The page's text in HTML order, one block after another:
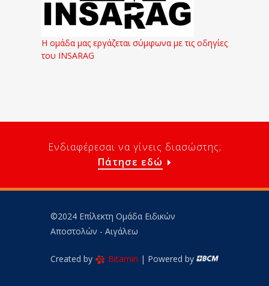
Η ομάδα μας εργάζεται σύμφωνα με τις οδηγίες
του INSARAG
Ενδιαφέρεσαι να γίνεις διασώστης;
Πάτησε εδώ
©2024 Επίλεκτη Ομάδα Ειδικών
Αποστολών - Αιγάλεω
Created by Bitamin | Powered by